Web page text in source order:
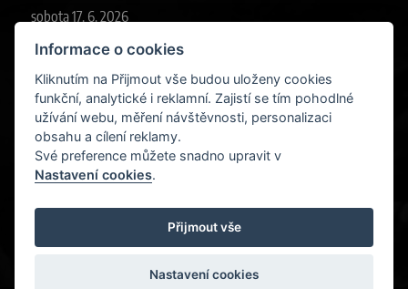
sobota 17. 6. 2026
Tábor
Předchozí
Armageddon Of Decibels
Metal OpenAir Modlíkov
vol.9
Informace o cookies
Kliknutím na Přijmout vše budou uloženy cookies
funkční, analytické i reklamní. Zajistí se tím pohodlné
užívání webu, měření návštěvnosti, personalizaci
obsahu a cílení reklamy.
Své preference můžete snadno upravit v
Nastavení cookies.
Přijmout vše
Nastavení cookies